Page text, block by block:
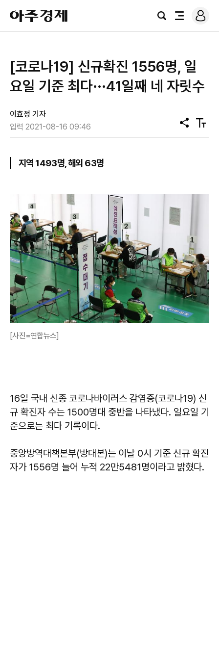
아
주
경
검
전
로
그
[코로나19] 신규확진 1556명, 일
요일 기준 최다···41일째 네 자릿수
이효정 기자
입력 2021-08-16 09:46
공
유
텍
스
지역 1493명, 해외 63명
[사진=연합뉴스]
16일 국내 신종 코로나바이러스 감염증(코로나19) 신
규 확진자 수는 1500명대 중반을 나타냈다. 일요일 기
준으로는 최다 기록이다.
중앙방역대책본부(방대본)는 이날 0시 기준 신규 확진
자가 1556명 늘어 누적 22만5481명이라고 밝혔다.